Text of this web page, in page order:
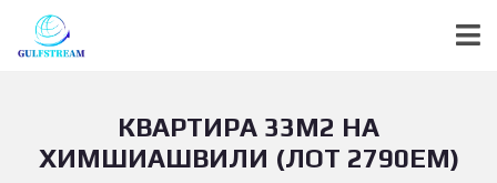
КВАРТИРА 33М2 НА
ХИМШИАШВИЛИ (ЛОТ 2790ЕМ)